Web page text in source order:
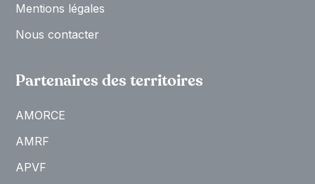
Mentions légales
Nous contacter
Partenaires des territoires
AMORCE
AMRF
APVF